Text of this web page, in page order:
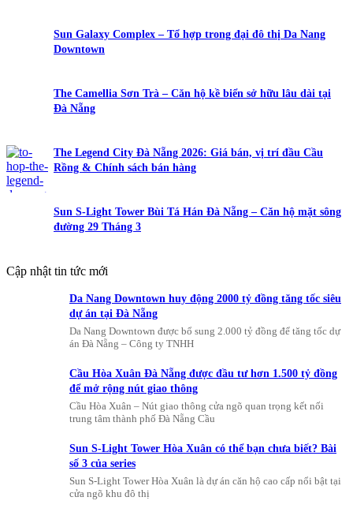
Sun Galaxy Complex – Tổ hợp trong đại đô thị Da Nang
Downtown
The Camellia Sơn Trà – Căn hộ kề biển sở hữu lâu dài tại
Đà Nẵng
The Legend City Đà Nẵng 2026: Giá bán, vị trí đầu Cầu
Rồng & Chính sách bán hàng
Sun S-Light Tower Bùi Tá Hán Đà Nẵng – Căn hộ mặt sông
đường 29 Tháng 3
Cập nhật tin tức mới
Da Nang Downtown huy động 2000 tỷ đồng tăng tốc siêu
dự án tại Đà Nẵng
Da Nang Downtown được bổ sung 2.000 tỷ đồng để tăng tốc dự
án Đà Nẵng – Công ty TNHH
Cầu Hòa Xuân Đà Nẵng được đầu tư hơn 1.500 tỷ đồng
để mở rộng nút giao thông
Cầu Hòa Xuân – Nút giao thông cửa ngõ quan trọng kết nối
trung tâm thành phố Đà Nẵng Cầu
Sun S-Light Tower Hòa Xuân có thể bạn chưa biết? Bài
số 3 của series
Sun S-Light Tower Hòa Xuân là dự án căn hộ cao cấp nổi bật tại
cửa ngõ khu đô thị